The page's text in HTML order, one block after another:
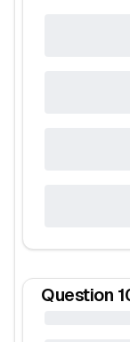
Question